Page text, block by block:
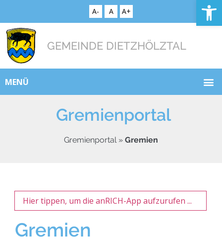
A- A A+
GEMEINDE DIETZHÖLZTAL
MENÜ
Gremienportal
Gremienportal» Gremien
Hier tippen, um die anRICH-App aufzurufen ...
Gremien